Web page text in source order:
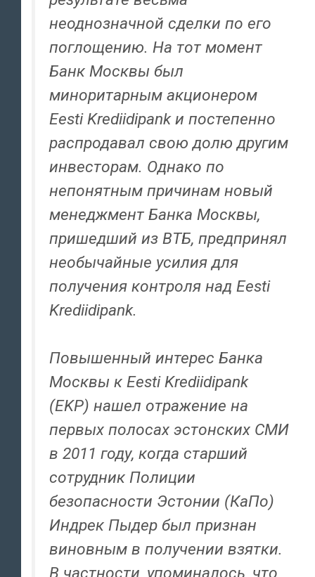
неоднозначной сделки по его
поглощению. На тот момент
Банк Москвы был
миноритарным акционером
Eesti Krediidipank и постепенно
распродавал свою долю другим
инвесторам. Однако по
непонятным причинам новый
менеджмент Банка Москвы,
пришедший из ВТБ, предпринял
необычайные усилия для
получения контроля над Eesti
Krediidipank.
Повышенный интерес Банка
Москвы к Eesti Krediidipank
(EKP) нашел отражение на
первых полосах эстонских СМИ
в 2011 году, когда старший
сотрудник Полиции
безопасности Эстонии (КаПо)
Индрек Пыдер был признан
виновным в получении взятки.